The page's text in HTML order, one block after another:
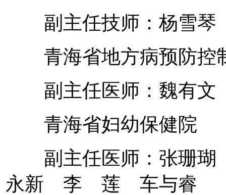
副主任技师：杨雪
青海省地方病预防控
副主任医师：魏有文
青海省妇幼保健院
副主任医师：张珊
永新 李 莲 车与睿